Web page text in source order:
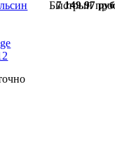
Быстрый
7 149.97